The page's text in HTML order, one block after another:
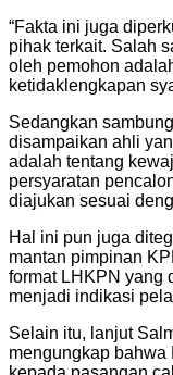
“Fakta ini juga
pihak terkait. Salah
oleh pemohon
ketidaklengkapan
Sedangkan
disampaikan ahli
adalah tentang
persyaratan
diajukan sesuai
Hal ini pun juga
mantan pimpinan
format LHKPN yang
menjadi indikasi
Selain itu, lanjut
mengungkap bahwa